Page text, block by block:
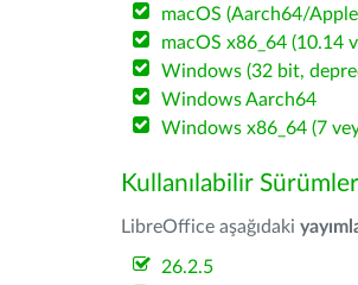
macOS (Aarch64/
macOS x86_64 (10.14
Windows (32 bit,
Windows Aarch64
Windows x86_64 (7
Kullanılabilir Sürümler
LibreOffice aşağıdaki
26.2.5